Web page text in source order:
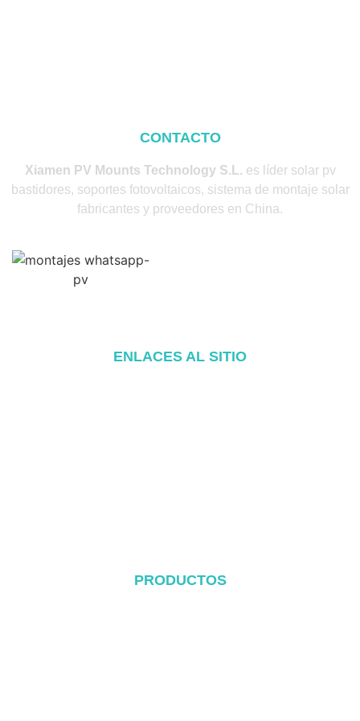
CONTACTO
Xiamen PV Mounts Technology S.L. es líder solar pv
bastidores, soportes fotovoltaicos, sistema de montaje solar
fabricantes y proveedores en China.
ENLACES AL SITIO
PRODUCTOS